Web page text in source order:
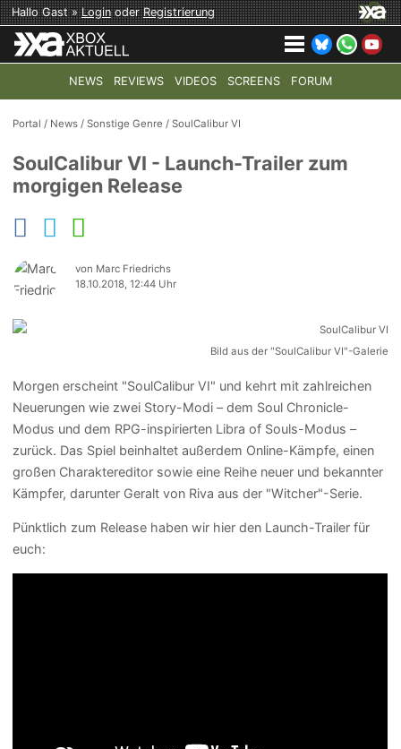
Hallo Gast »LoginoderRegistrierung
NEWS REVIEWS VIDEOS SCREENS FORUM
TOP-THEMEN: COD: MODERN WARFARE 4 HALO:
Portal / News /Sonstige Genre /SoulCalibur VI
SoulCalibur VI - Launch-Trailer zum
morgigen Release
von Marc Friedrichs
18.10.2018, 12:44 Uhr
Bild aus der "SoulCalibur VI"-Galerie
Morgen erscheint "SoulCalibur VI" und kehrt mit zahlreichen
Neuerungen wie zwei Story-Modi – dem Soul Chronicle-
Modus und dem RPG-inspirierten Libra of Souls-Modus –
zurück. Das Spiel beinhaltet außerdem Online-Kämpfe, einen
großen Charaktereditor sowie eine Reihe neuer und bekannter
Kämpfer, darunter Geralt von Riva aus der "Witcher"-Serie.
Pünktlich zum Release haben wir hier den Launch-Trailer für
euch: